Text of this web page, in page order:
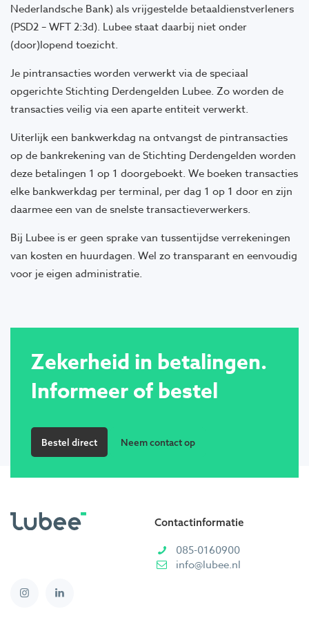
Nederlandsche Bank) als vrijgestelde betaaldienstverleners
(PSD2 – WFT 2:3d). Lubee staat daarbij niet onder
(door)lopend toezicht.
Je pintransacties worden verwerkt via de speciaal
opgerichte Stichting Derdengelden Lubee. Zo worden de
transacties veilig via een aparte entiteit verwerkt.
Uiterlijk een bankwerkdag na ontvangst de pintransacties
op de bankrekening van de Stichting Derdengelden worden
deze betalingen 1 op 1 doorgeboekt. We boeken transacties
elke bankwerkdag per terminal, per dag 1 op 1 door en zijn
daarmee een van de snelste transactieverwerkers.
Bij Lubee is er geen sprake van tussentijdse verrekeningen
van kosten en huurdagen. Wel zo transparant en eenvoudig
voor je eigen administratie.
Zekerheid in betalingen.
Informeer of bestel
Bestel direct Neem contact op
Contactinformatie
085-0160900
info@lubee.nl